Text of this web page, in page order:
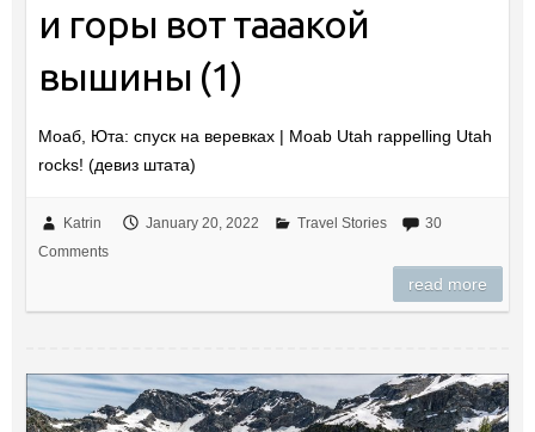
и горы вот тааакой
вышины (1)
Моаб, Юта: спуск на веревках | Moab Utah rappelling Utah
rocks! (девиз штата)
Katrin January 20, 2022 Travel Stories
30
Comments
read more